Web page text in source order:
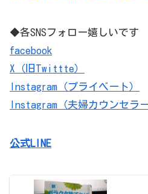
◆各SNSフォロー嬉しいです
facebook
X（旧Twittte）
Instagram（プライベート）
Instagram（夫婦カウンセラー
公式LINE